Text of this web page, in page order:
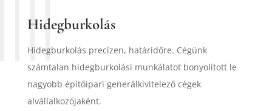
Hidegburkolás
Hidegburkolás precízen, határidőre. Cégünk
számtalan hidegburkolási munkálatot bonyolított le
nagyobb építőipari generálkivitelező cégek
alvállalkozójaként.